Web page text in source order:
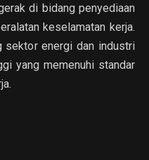
di bidang penyediaan
keselamatan kerja.
sektor energi dan industri
yang memenuhi standar